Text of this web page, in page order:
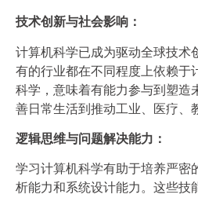
技术创新与社会影响：
计算机科学已成为驱动全球技术
有的行业都在不同程度上依赖于
科学，意味着有能力参与到塑造
善日常生活到推动工业、医疗、
逻辑思维与问题解决能力：
学习计算机科学有助于培养严密
析能力和系统设计能力。这些技